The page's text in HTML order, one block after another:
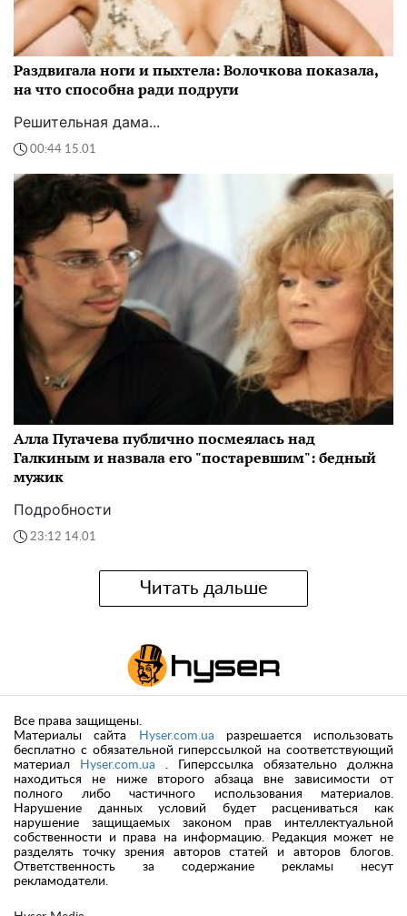
Раздвигала ноги и пыхтела: Волочкова показала,
на что способна ради подруги
Решительная дама...
00:44 15.01
Алла Пугачева публично посмеялась над
Галкиным и назвала его "постаревшим": бедный
мужик
Подробности
23:12 14.01
Читать дальше
Все права защищены.
Материалы сайта
Hyser.com.ua разрешается использовать
бесплатно с обязательной гиперссылкой на соответствующий
материал
Hyser.com.ua . Гиперссылка обязательно должна
находиться не ниже второго абзаца вне зависимости от
полного либо частичного использования материалов.
Нарушение данных условий будет расцениваться как
нарушение защищаемых законом прав интеллектуальной
собственности и права на информацию. Редакция может не
разделять точку зрения авторов статей и авторов блогов.
Ответственность за содержание рекламы несут
рекламодатели.